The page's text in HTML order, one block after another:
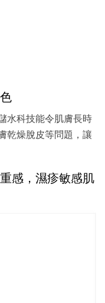
水科技能令肌膚長時
乾燥脫皮等問題，讓
感，濕疹敏感肌